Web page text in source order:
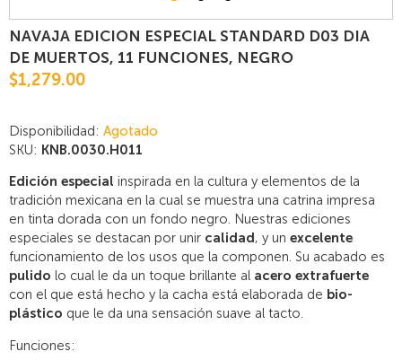
NAVAJA EDICION ESPECIAL STANDARD D03 DIA
DE MUERTOS, 11 FUNCIONES, NEGRO
$1,279.00
Disponibilidad: Agotado
SKU: KNB.0030.H011
Edición especial inspirada en la cultura y elementos de la
tradición mexicana en la cual se muestra una catrina impresa
en tinta dorada con un fondo negro. Nuestras ediciones
especiales se destacan por unir calidad, y un excelente
funcionamiento de los usos que la componen. Su acabado es
pulido lo cual le da un toque brillante al acero extrafuerte
con el que está hecho y la cacha está elaborada de bio-
plástico que le da una sensación suave al tacto.
Funciones: